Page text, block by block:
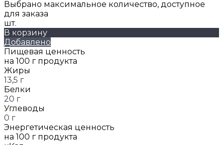
Выбрано максимальное количество, доступное
для заказа
шт.
В корзину
Добавлено
Пищевая ценность
на 100 г продукта
Жиры
13,5 г
Белки
20 г
Углеводы
0 г
Энергетическая ценность
на 100 г продукта